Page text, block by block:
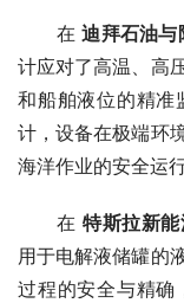
在 迪拜石油与
计应对了高温、高
和船舶液位的精准
计，设备在极端环
海洋作业的安全运行
在 特斯拉新
用于电解液储罐的
过程的安全与精确